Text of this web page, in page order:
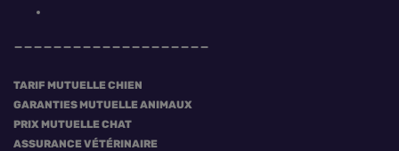
TARIF MUTUELLE CHIEN
GARANTIES MUTUELLE ANIMAUX
PRIX MUTUELLE CHAT
ASSURANCE VÉTÉRINAIRE